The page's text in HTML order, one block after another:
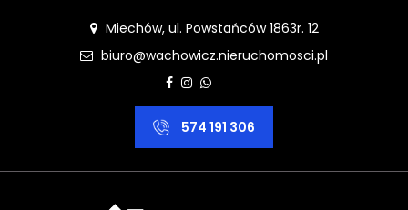
Miechów, ul. Powstańców 1863r. 12
biuro@wachowicz.nieruchomosci.pl
574 191 306